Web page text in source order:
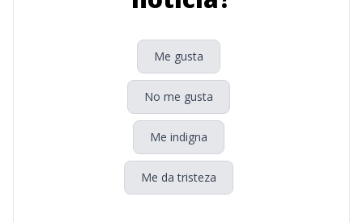
Me gusta
No me gusta
Me indigna
Me da tristeza